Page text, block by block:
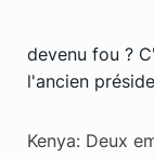
devenu fou ?
l'ancien
Kenya: Deux